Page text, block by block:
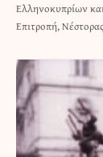
Ελληνοκυπρίων
Επιτροπή,